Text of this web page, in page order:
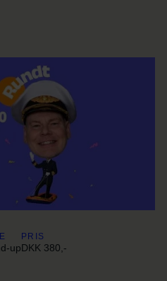
up
PRIS
DKK 380,-